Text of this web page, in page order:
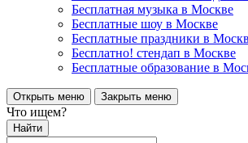
Бесплатная музыка в Москве
Бесплатные шоу в Москве
Бесплатные праздники в
Бесплатно! стендап в Москве
Бесплатные образование в
Открыть меню Закрыть меню
Что ищем?
Найти